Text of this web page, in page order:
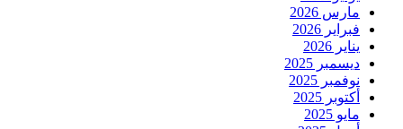
مارس 2026
فبراير 2026
يناير 2026
ديسمبر 2025
نوفمبر 2025
أكتوبر 2025
مايو 2025